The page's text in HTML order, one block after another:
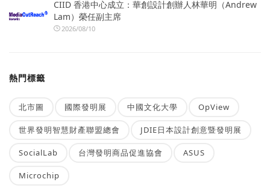
CIID 香港中心成立：華創設計創辦人林華明（Andrew
Lam）榮任副主席
2026/08/10
熱門標籤
北市圖 國際發明展 中國文化大學 OpView
世界發明智慧財產聯盟總會 JDIE日本設計創意暨發明展
SocialLab 台灣發明商品促進協會 ASUS
Microchip